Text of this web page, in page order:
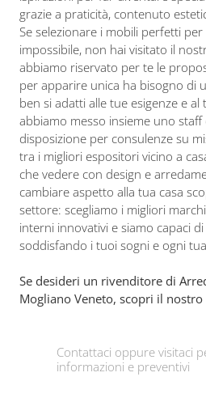
grazie a praticità, contenuto
Se selezionare i mobili perfetti
impossibile, non hai visitato il
abbiamo riservato per te le
per apparire unica ha bisogno di
ben si adatti alle tue esigenze e
abbiamo messo insieme uno
disposizione per consulenze su
tra i migliori espositori vicino a
che vedere con design e
cambiare aspetto alla tua casa
settore: scegliamo i migliori
interni innovativi e siamo capaci
soddisfando i tuoi sogni e ogni
Se desideri un rivenditore di
Mogliano Veneto, scopri il nostro
Contattaci oppure visitaci
informazioni e preventivi